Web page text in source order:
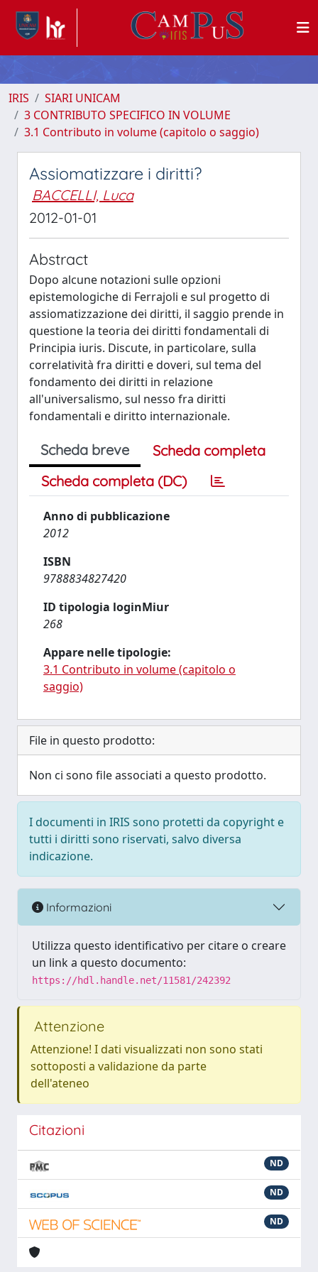
IRIS
SIARI UNICAM
3 CONTRIBUTO SPECIFICO IN VOLUME
3.1 Contributo in volume (capitolo o saggio)
Assiomatizzare i diritti?
BACCELLI, Luca
2012-01-01
Abstract
Dopo alcune notazioni sulle opzioni
epistemologiche di Ferrajoli e sul progetto di
assiomatizzazione dei diritti, il saggio prende in
questione la teoria dei diritti fondamentali di
Principia iuris. Discute, in particolare, sulla
correlatività fra diritti e doveri, sul tema del
fondamento dei diritti in relazione
all'universalismo, sul nesso fra diritti
fondamentali e diritto internazionale.
Scheda breve
Scheda completa
Scheda completa (DC)
Anno di pubblicazione
2012
ISBN
9788834827420
ID tipologia loginMiur
268
Appare nelle tipologie:
3.1 Contributo in volume (capitolo o
saggio)
File in questo prodotto:
Non ci sono file associati a questo prodotto.
I documenti in IRIS sono protetti da copyright e
tutti i diritti sono riservati, salvo diversa
indicazione.
Informazioni
Utilizza questo identificativo per citare o creare
un link a questo documento:
https://hdl.handle.net/11581/242392
Attenzione
Attenzione! I dati visualizzati non sono stati
sottoposti a validazione da parte
dell'ateneo
Citazioni
ND
ND
ND